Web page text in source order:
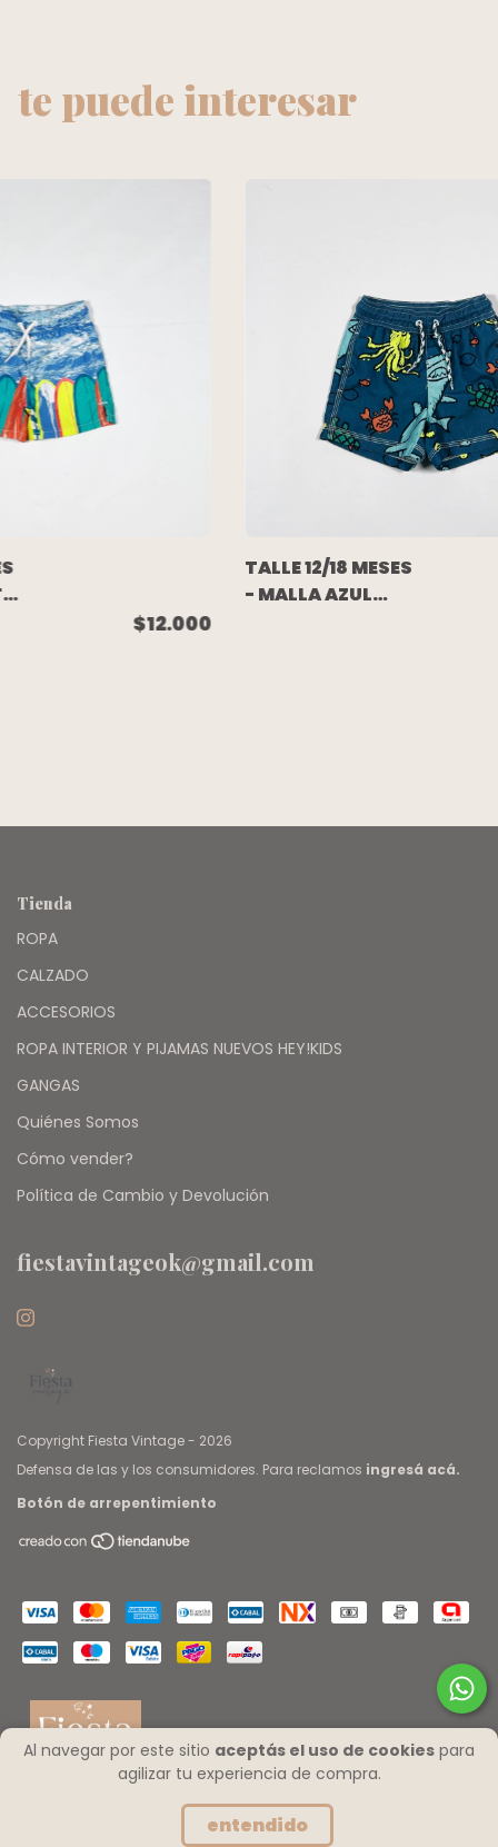
Al navegar por este sitio aceptás el uso de cookies para
agilizar tu experiencia de compra.
entendido
te puede interesar
$12.000
TALLE 12/18 MESES
- MALLA AZUL
Tienda
ROPA
CALZADO
ACCESORIOS
ROPA INTERIOR Y PIJAMAS NUEVOS HEY!KIDS
GANGAS
Quiénes Somos
Cómo vender?
Política de Cambio y Devolución
fiestavintageok@gmail.com
Copyright Fiesta Vintage - 2026
Defensa de las y los consumidores. Para reclamos ingresá acá.
Botón de arrepentimiento